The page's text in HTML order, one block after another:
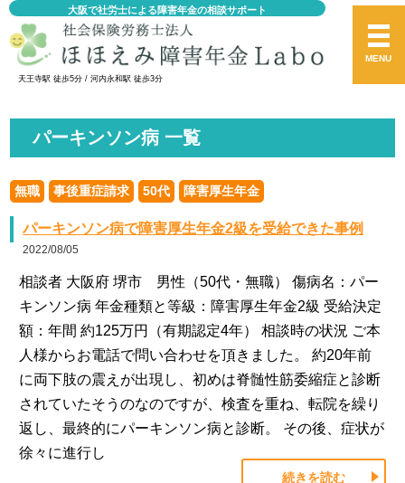
大阪で社労士による障害年金の相談サポート
天王寺駅 徒歩5分 / 河内永和駅 徒歩3分
MENU
パーキンソン病 一覧
無職 事後重症請求 50代 障害厚生年金
パーキンソン病で障害厚生年金2級を受給できた事例
2022/08/05
相談者 大阪府 堺市 男性（50代・無職） 傷病名：パー
キンソン病 年金種類と等級：障害厚生年金2級 受給決定
額：年間 約125万円（有期認定4年） 相談時の状況 ご本
人様からお電話で問い合わせを頂きました。 約20年前
に両下肢の震えが出現し、初めは脊髄性筋委縮症と診断
されていたそうのなのですが、検査を重ね、転院を繰り
返し、最終的にパーキンソン病と診断。 その後、症状が
徐々に進行し
続きを読む